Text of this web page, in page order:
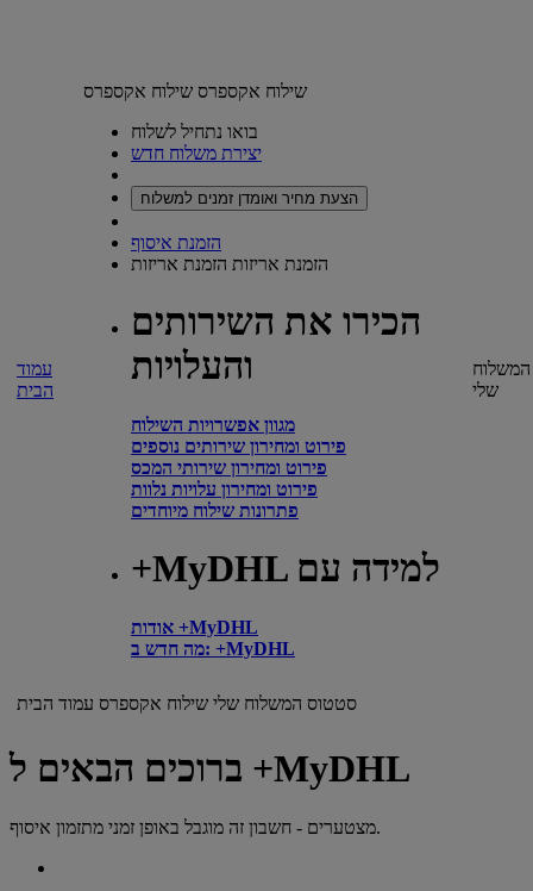
עמוד
הבית
שילוח אקספרס שילוח אקספרס
בואו נתחיל לשלוח
יצירת משלוח חדש
הצעת מחיר ואומדן זמנים למשלוח
הזמנת איסוף
הזמנת אריזות הזמנת אריזות
הכירו את השירותים
והעלויות
מגוון אפשרויות השילוח
פירוט ומחירון שירותים נוספים
פירוט ומחירון שירותי המכס
פירוט ומחירון עלויות נלוות
פתרונות שילוח מיוחדים
+MyDHL למידה עם
אודות +MyDHL
מה חדש ב: +MyDHL
שלי
עמוד הבית שילוח אקספרס סטטוס המשלוח שלי
ברוכים הבאים ל +MyDHL
מצטערים - חשבון זה מוגבל באופן זמני מתזמון איסוף.